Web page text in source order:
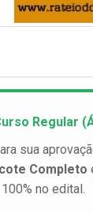
Regular
sua
Completo
no edital.